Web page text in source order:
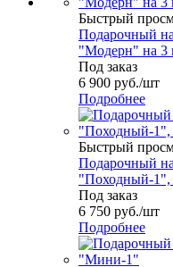
Быстрый
Подарочный
"Модерн" на 3
Под заказ
6 900 руб./шт
Подробнее
Быстрый
Подарочный
"Походный-1",
Под заказ
6 750 руб./шт
Подробнее